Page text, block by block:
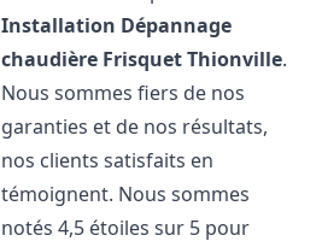
Installation Dépannage
chaudière FrisquetThionville.
Nous sommes fiers de nos
garanties et de nos résultats,
nos clients satisfaits en
témoignent. Nous sommes
notés 4,5 étoiles sur 5 pour